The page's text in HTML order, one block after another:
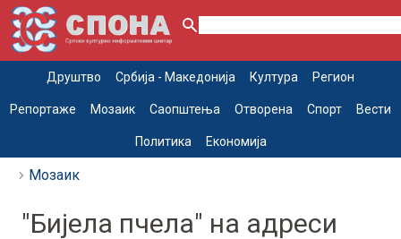
Друштво Србија - Македонија Култура Регион
Репортаже Мозаик Саопштења Отворена Спорт Вести
Политика Економија
Мозаик
"Бијела пчела" на адреси